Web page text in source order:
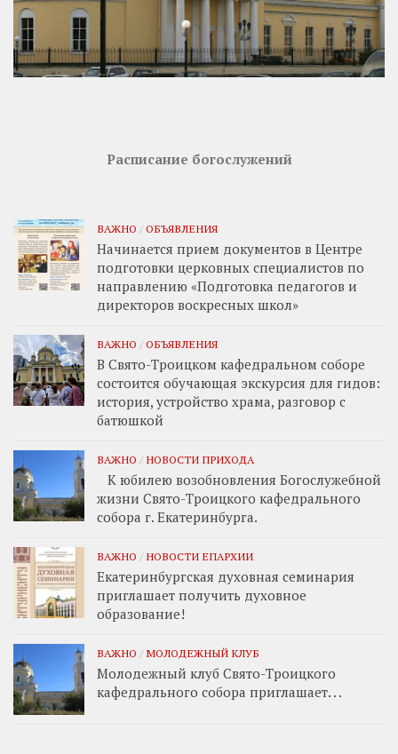
Расписание богослужений
ВАЖНО / ОБЪЯВЛЕНИЯ
Начинается прием документов в Центре
подготовки церковных специалистов по
направлению «Подготовка педагогов и
директоров воскресных школ»
ВАЖНО / ОБЪЯВЛЕНИЯ
В Свято-Троицком кафедральном соборе
состоится обучающая экскурсия для гидов:
история, устройство храма, разговор с
батюшкой
ВАЖНО / НОВОСТИ ПРИХОДА
К юбилею возобновления Богослужебной
жизни Свято-Троицкого кафедрального
собора г. Екатеринбурга.
ВАЖНО / НОВОСТИ ЕПАРХИИ
Екатеринбургская духовная семинария
приглашает получить духовное
образование!
ВАЖНО / МОЛОДЕЖНЫЙ КЛУБ
Молодежный клуб Свято-Троицкого
кафедрального собора приглашает. . .